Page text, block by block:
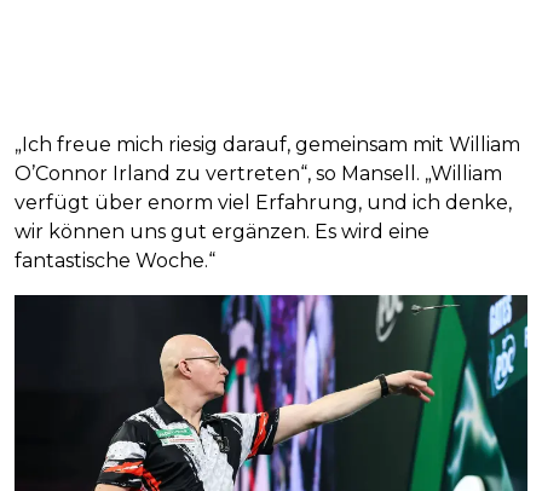
„Ich freue mich riesig darauf, gemeinsam mit William
O’Connor Irland zu vertreten“, so Mansell. „William
verfügt über enorm viel Erfahrung, und ich denke,
wir können uns gut ergänzen. Es wird eine
fantastische Woche.“